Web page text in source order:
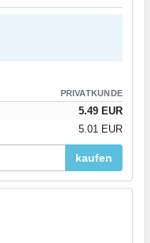
PRIVATKUNDE
5.49 EUR
5.01 EUR
kaufen